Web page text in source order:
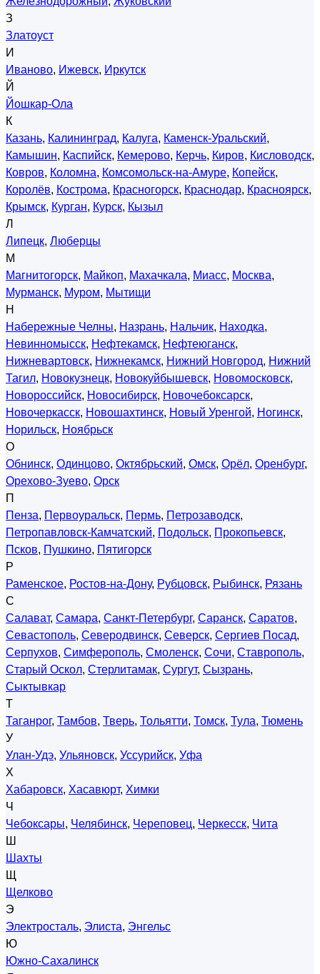
З
Златоуст
И
Иваново, Ижевск, Иркутск
Й
Йошкар-Ола
К
Казань, Калининград, Калуга, Каменск-Уральский,
Камышин, Каспийск, Кемерово, Керчь, Киров, Кисловодск,
Ковров, Коломна, Комсомольск-на-Амуре, Копейск,
Королёв, Кострома, Красногорск, Краснодар, Красноярск,
Крымск, Курган, Курск, Кызыл
Л
Липецк, Люберцы
М
Магнитогорск, Майкоп, Махачкала, Миасс, Москва,
Мурманск, Муром, Мытищи
Н
Набережные Челны, Назрань, Нальчик, Находка,
Невинномысск, Нефтекамск, Нефтеюганск,
Нижневартовск, Нижнекамск, Нижний Новгород, Нижний
Тагил, Новокузнецк, Новокуйбышевск, Новомосковск,
Новороссийск, Новосибирск, Новочебоксарск,
Новочеркасск, Новошахтинск, Новый Уренгой, Ногинск,
Норильск, Ноябрьск
О
Обнинск, Одинцово, Октябрьский, Омск, Орёл, Оренбург,
Орехово-Зуево, Орск
П
Пенза, Первоуральск, Пермь, Петрозаводск,
Петропавловск-Камчатский, Подольск, Прокопьевск,
Псков, Пушкино, Пятигорск
Р
Раменское, Ростов-на-Дону, Рубцовск, Рыбинск, Рязань
С
Салават, Самара, Санкт-Петербург, Саранск, Саратов,
Севастополь, Северодвинск, Северск, Сергиев Посад,
Серпухов, Симферополь, Смоленск, Сочи, Ставрополь,
Старый Оскол, Стерлитамак, Сургут, Сызрань,
Сыктывкар
Т
Таганрог, Тамбов, Тверь, Тольятти, Томск, Тула, Тюмень
У
Улан-Удэ, Ульяновск, Уссурийск, Уфа
Х
Хабаровск, Хасавюрт, Химки
Ч
Чебоксары, Челябинск, Череповец, Черкесск, Чита
Ш
Шахты
Щ
Щелково
Э
Электросталь, Элиста, Энгельс
Ю
Южно-Сахалинск